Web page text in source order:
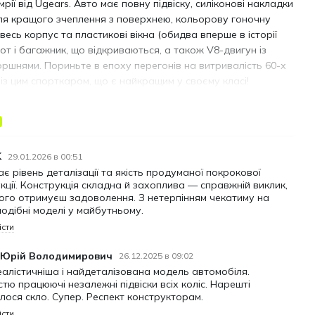
від Ugears. Авто має повну підвіску, силіконові накладки
кращого зчеплення з поверхнею, кольорову гоночну
корпус та пластикові вікна (обидва вперше в історії
і багажник, що відкриваються, а також V8-двигун із
Пориньте в епоху перегонів на витривалість 60-х
із цим спорткаром, що є найкращим у своєму класі!
механізм під шасі. Встановіть автомобіль на підлогу
рівну поверхню) і переведіть перемикач Стоп/Старт у
має режими «вперед», «назад» і режим «спорт», який
рухатися ще швидше. Також серед рухомих частин цієї
радіаторний вентилятор, ручне гальмо, бензобаки,
склоочисники.
моделі, як Дрифт Кобра, Крилате спорт-купе, Родстер VM-
U-9. Ця дерев’яна модель гоночного автомобіля має
що стане викликом і винагородою для досвідчених
обов’язково сподобаються дизайн і механічна дія цього
29.01.2026 в 00:51
рівень деталізації та якість продуманої покрокової
Конструкція складна й захоплива — справжній виклик,
отримуєш задоволення. З нетерпінням чекатиму на
моделі у майбутньому.
Володимирович 26.12.2025 в 09:02
і найдеталізована модель автомобіля.
працюючі незалежні підвіски всіх коліс. Нарешті
скло. Супер. Респект конструкторам.